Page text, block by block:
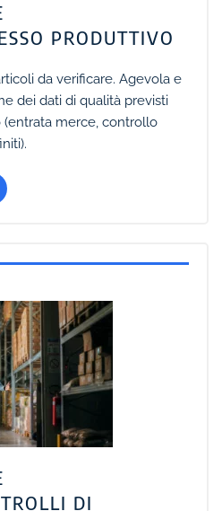
PRODUTTIVO
da verificare. Agevola e
dei dati di qualità previsti
merce, controllo
DI